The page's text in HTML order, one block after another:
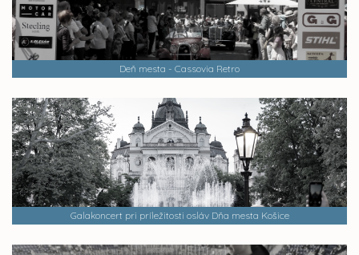
Deň mesta - Cassovia Retro
Galakoncert pri príležitosti osláv Dňa mesta Košice